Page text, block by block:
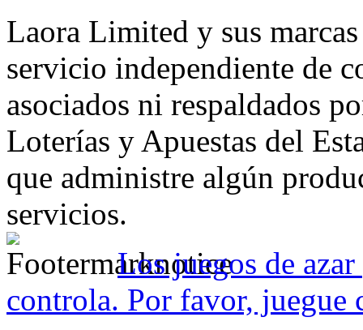
Laora Limited y sus
servicio independiente de
asociados ni respaldados
Loterías y Apuestas del
que administre algún
servicios.
Los juegos de
controla. Por favor, juegue